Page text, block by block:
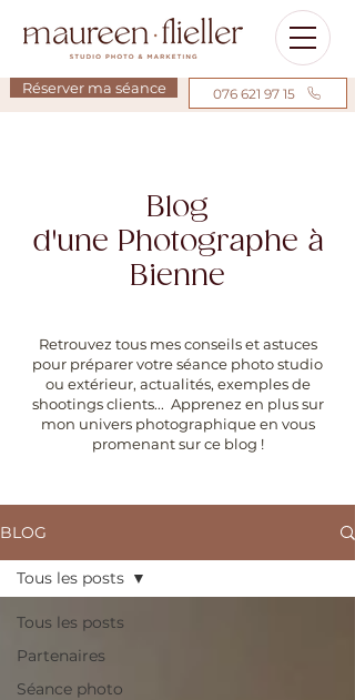
076 621 97 15
Réserver ma séance
Blog
d'une Photographe à
Bienne
Retrouvez tous mes conseils et astuces
pour préparer votre séance photo studio
ou extérieur, actualités, exemples de
shootings clients... Apprenez en plus sur
mon univers photographique en vous
promenant sur ce blog !
BLOG
Tous les posts
Partenaires
Séance photo
Tous les posts